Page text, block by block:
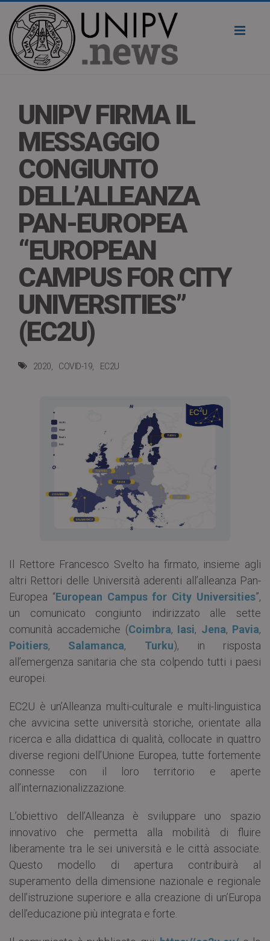
UNIPV FIRMA IL
MESSAGGIO
CONGIUNTO
DELL’ALLEANZA
PAN-EUROPEA
“EUROPEAN
CAMPUS FOR CITY
UNIVERSITIES”
(EC2U)
2020 COVID-19 EC2U
Il Rettore Francesco Svelto ha firmato, insieme agli
altri Rettori delle Università aderenti all’alleanza Pan-
Europea “European Campus for City Universities”,
un comunicato congiunto indirizzato alle sette
comunità accademiche (Coimbra, Iasi, Jena, Pavia,
Poitiers, Salamanca, Turku), in risposta
all’emergenza sanitaria che sta colpendo tutti i paesi
europei.
EC2U è un’Alleanza multi-culturale e multi-linguistica
che avvicina sette università storiche, orientate alla
ricerca e alla didattica di qualità, collocate in quattro
diverse regioni dell’Unione Europea, tutte fortemente
connesse con il loro territorio e aperte
all’internazionalizzazione.
L’obiettivo dell’Alleanza è sviluppare uno spazio
innovativo che permetta alla mobilità di fluire
liberamente tra le sei università e le città associate.
Questo modello di apertura contribuirà al
superamento della dimensione nazionale e regionale
dell’istruzione superiore e alla creazione di un’Europa
dell’educazione più integrata e forte.